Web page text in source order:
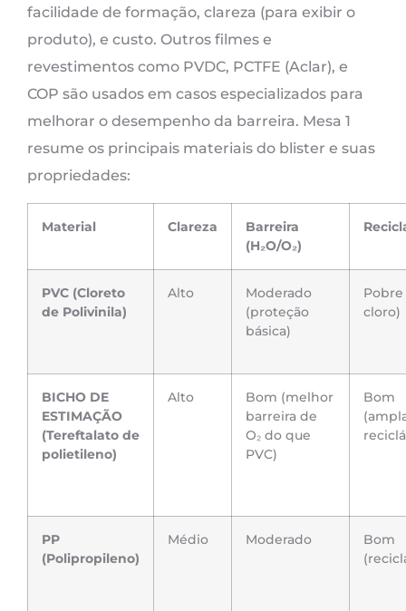
facilidade de formação, clareza (para exibir o
produto), e custo. Outros filmes e
revestimentos como PVDC, PCTFE (Aclar), e
COP são usados ​​em casos especializados para
melhorar o desempenho da barreira. Mesa 1
resume os principais materiais do blister e suas
propriedades:
Material Clareza
Barreira
(H₂O/O₂)
PVC (Cloreto
de Polivinila)
Alto
Moderado
(proteção
básica)
cloro)
BICHO DE
ESTIMAÇÃO
(Tereftalato de
polietileno)
Alto
Bom (melhor
barreira de
O₂ do que
PVC)
Bom
PP
(Polipropileno)
Médio Moderado
Bom